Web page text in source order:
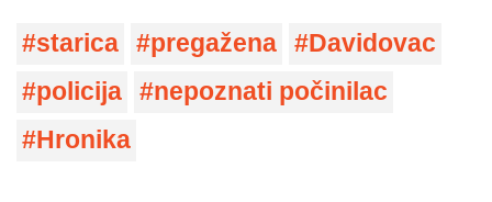
starica pregažena
Davidovac
policija
nepoznati počinilac
Hronika